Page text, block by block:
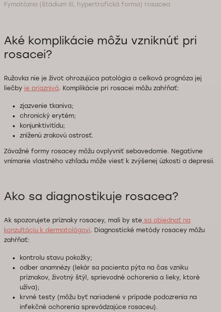
Fymatózna (štádium III, hypertrofická forma) rosacea
Aké komplikácie môžu vzniknúť pri
rosacei?
Ružovka nie je život ohrozujúca patológia a celková prognóza jej
liečby je priaznivá. Komplikácie pri rosacei môžu zahŕňať:
zjazvenie tkaniva;
chronický erytém;
konjunktivitídu;
zníženú zrakovú ostrosť.
Závažné formy rosacey môžu ovplyvniť sebavedomie. Negatívne
vnímanie vlastného vzhľadu môže viesť k zvýšenej úzkosti a depresii.
Ako sa diagnostikuje rosacea?
Ak spozorujete príznaky rosacey, mali by ste sa objednať na
konzultáciu k dermatológovi. Diagnostické metódy rosacey môžu
zahŕňať:
kontrolu stavu pokožky;
odber anamnézy (lekár sa pacienta pýta na čas vzniku
príznakov, životný štýl, sprievodné ochorenia a lieky, ktoré
užíva);
krvné testy (môžu byť nariadené v prípade podozrenia na
infekčné ochorenia sprevádzajúce rosaceu).